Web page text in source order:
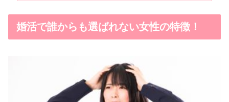
婚活で誰からも選ばれない女性の特徴！